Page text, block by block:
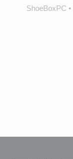
ShoeBoxPC •